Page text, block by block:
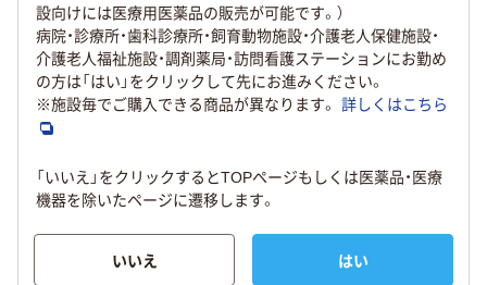
設向けには医療用医薬品の販売が可能です。）
病院・診療所・歯科診療所・飼育動物施設・介護老人保健施設・
介護老人福祉施設・調剤薬局・訪問看護ステーションにお勤め
の方は「はい」をクリックして先にお進みください。
※施設毎でご購入できる商品が異なります。 詳しくはこちら
「いいえ」をクリックするとTOPページもしくは医薬品・医療
機器を除いたページに遷移します。
いいえ はい